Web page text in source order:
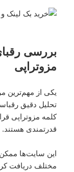
بررسی
مزوتراپی
یکی از مهم‌ترین
تحلیل دقیق
کلمه مزوتراپی
قدرتمندی هستند.
این سایت‌ها ممکن
مختلف دریافت